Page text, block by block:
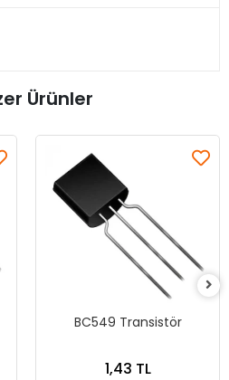
Ürünler
BC549 Transistör
1,43 TL